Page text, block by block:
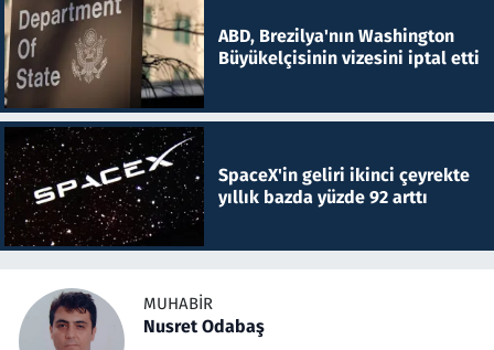
ABD, Brezilya'nın Washington
Büyükelçisinin vizesini iptal etti
SpaceX'in geliri ikinci çeyrekte
yıllık bazda yüzde 92 arttı
MUHABIR
Nusret Odabaş